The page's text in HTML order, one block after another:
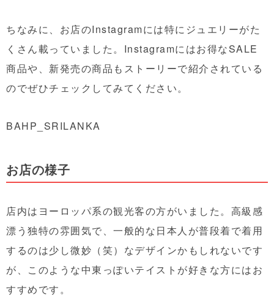
ちなみに、お店のInstagramには特にジュエリーがた
くさん載っていました。Instagramにはお得なSALE
商品や、新発売の商品もストーリーで紹介されている
のでぜひチェックしてみてください。
BAHP_SRILANKA
お店の様子
店内はヨーロッパ系の観光客の方がいました。高級感
漂う独特の雰囲気で、一般的な日本人が普段着で着用
するのは少し微妙（笑）なデザインかもしれないです
が、このような中東っぽいテイストが好きな方にはお
すすめです。